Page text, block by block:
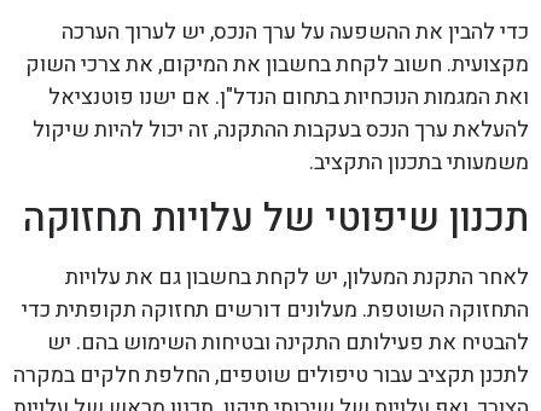
כדי להבין את ההשפעה על ערך הנכס, יש לערוך הערכה
מקצועית. חשוב לקחת בחשבון את המיקום, את צרכי השוק
ואת המגמות הנוכחיות בתחום הנדל"ן. אם ישנו פוטנציאל
להעלאת ערך הנכס בעקבות ההתקנה, זה יכול להיות שיקול
משמעותי בתכנון התקציב.
תכנון שיפוטי של עלויות תחזוקה
לאחר התקנת המעלון, יש לקחת בחשבון גם את עלויות
התחזוקה השוטפת. מעלונים דורשים תחזוקה תקופתית כדי
להבטיח את פעילותם התקינה ובטיחות השימוש בהם. יש
לתכנן תקציב עבור טיפולים שוטפים, החלפת חלקים במקרה